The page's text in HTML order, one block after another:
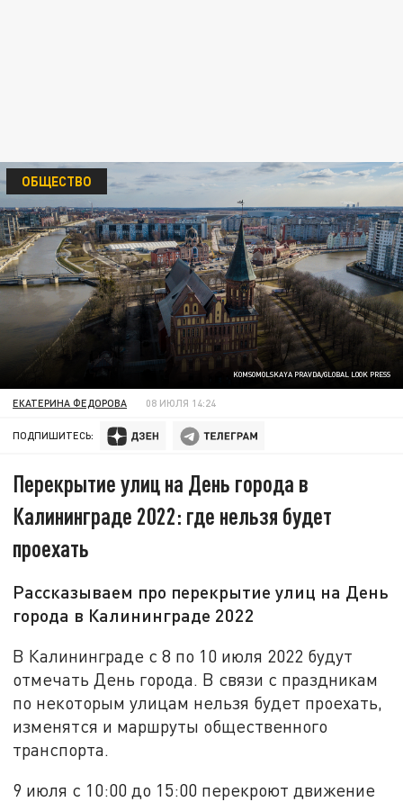
KOMSOMOLSKAYA PRAVDA/GLOBAL LOOK PRESS
ОБЩЕСТВО
ЕКАТЕРИНА ФЕДОРОВА 08 ИЮЛЯ 14:24
ПОДПИШИТЕСЬ:
Перекрытие улиц на День города в
Калининграде 2022: где нельзя будет
проехать
Рассказываем про перекрытие улиц на День
города в Калининграде 2022
В Калининграде с 8 по 10 июля 2022 будут
отмечать День города. В связи с праздникам
по некоторым улицам нельзя будет проехать,
изменятся и маршруты общественного
транспорта.
9 июля с 10:00 до 15:00 перекроют движение